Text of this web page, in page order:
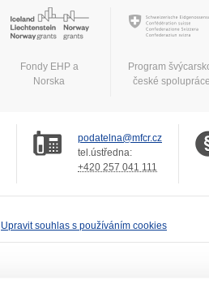
Fondy EHP a
Norska
Program
české
podatelna@mfcr.cz
tel.ústředna:
+420 257 041 111
Upravit souhlas s používáním cookies